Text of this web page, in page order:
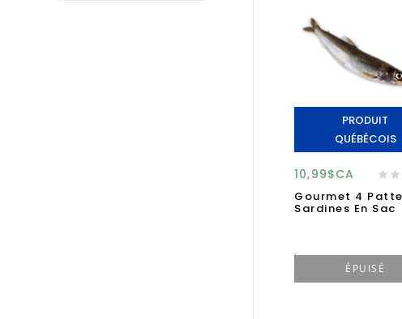
PRODUIT
QUÉBÉCOIS
10,99$CA
Gourmet 4
Sardines En Sac
ÉPUISÉ